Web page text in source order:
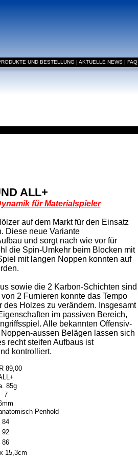
UND BESTELLUNG | AKTUELLE NEWS | FAQ
ALL+
für Materialspieler
auf dem Markt für den Einsatz
Diese neue Variante
und sorgt nach wie vor für
die Spin-Umkehr beim Blocken mit
mit langen Noppen konnten auf
sowie die 2 Karbon-Schichten sind
2 Furnieren konnte das Tempo
Holzes zu verändern. Insgesamt
im passiven Bereich,
Alle bekannten Offensiv-
aussen Belägen lassen sich
recht steifen Aufbaus ist
kontrolliert.
89,00
85g
7
Penhold
84
92
86
15,3cm